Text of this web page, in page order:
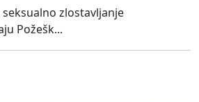
zlostavljanje
Požešk...